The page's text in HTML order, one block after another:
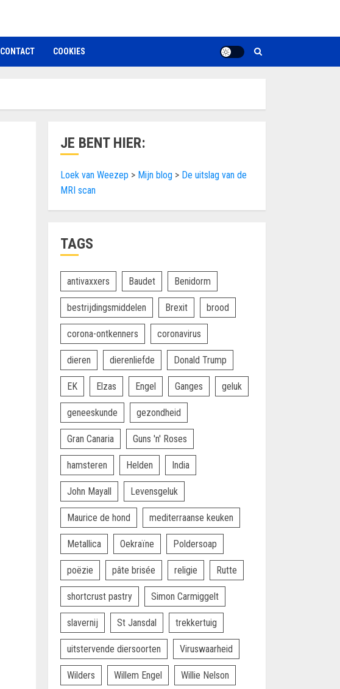
CONTACT COOKIES
JE BENT HIER:
Loek van Weezep > Mijn blog > De uitslag van de
MRI scan
TAGS
antivaxxers Baudet Benidorm
bestrijdingsmiddelen Brexit brood
corona-ontkenners coronavirus
dieren dierenliefde Donald Trump
EK Elzas Engel Ganges geluk
geneeskunde gezondheid
Gran Canaria Guns 'n' Roses
hamsteren Helden India
John Mayall Levensgeluk
Maurice de hond mediterraanse keuken
Metallica Oekraïne Poldersoap
poëzie pâte brisée religie Rutte
shortcrust pastry Simon Carmiggelt
slavernij St Jansdal trekkertuig
uitstervende diersoorten Viruswaarheid
Wilders Willem Engel Willie Nelson